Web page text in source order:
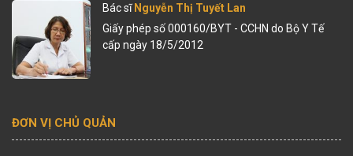
Bác sĩ Nguyễn Thị Tuyết Lan
Giấy phép số 000160/BYT - CCHN do Bộ Y Tế
cấp ngày 18/5/2012
ĐƠN VỊ CHỦ QUẢN